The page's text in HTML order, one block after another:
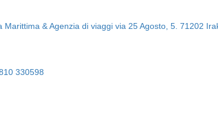
Marittima & Agenzia di viaggi via 25 Agosto, 5. 71202
330598